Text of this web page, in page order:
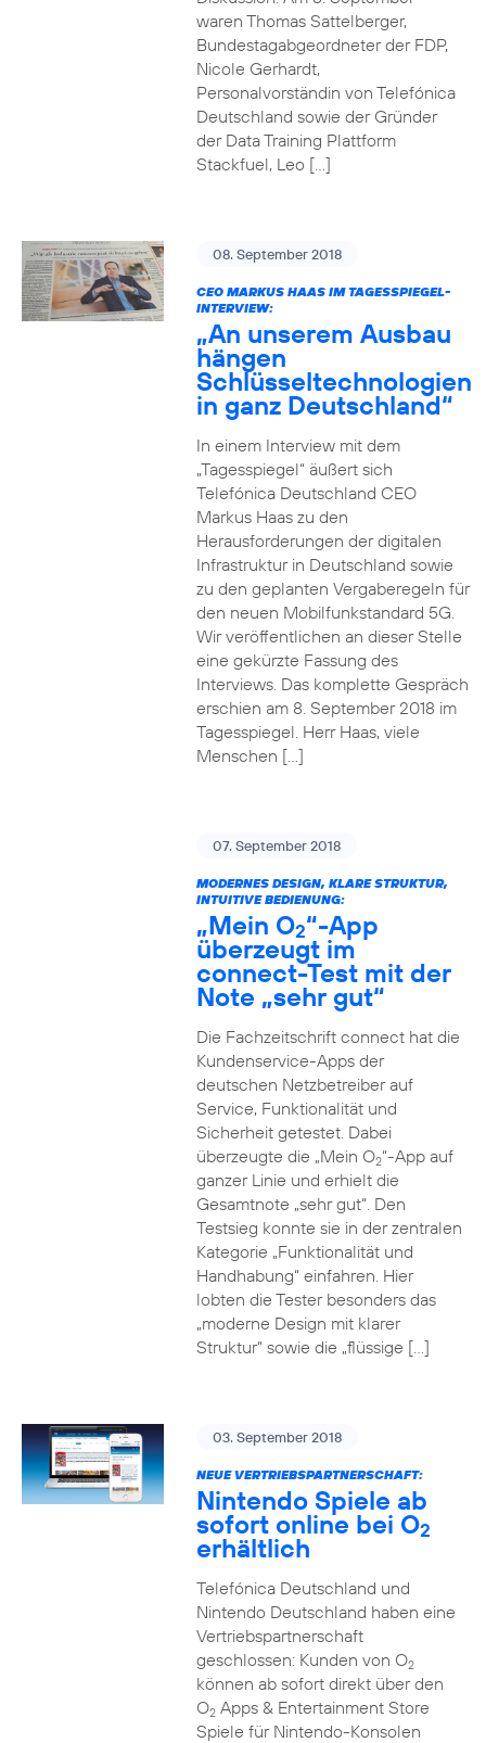
waren Thomas Sattelberger,
Bundestagabgeordneter der FDP,
Nicole Gerhardt,
Personalvorständin von Telefónica
Deutschland sowie der Gründer
der Data Training Plattform
Stackfuel, Leo […]
08. September 2018
CEO MARKUS HAAS IM TAGESSPIEGEL-
INTERVIEW:
„An unserem Ausbau
hängen
Schlüsseltechnologien
in ganz Deutschland“
In einem Interview mit dem
„Tagesspiegel“ äußert sich
Telefónica Deutschland CEO
Markus Haas zu den
Herausforderungen der digitalen
Infrastruktur in Deutschland sowie
zu den geplanten Vergaberegeln für
den neuen Mobilfunkstandard 5G.
Wir veröffentlichen an dieser Stelle
eine gekürzte Fassung des
Interviews. Das komplette Gespräch
erschien am 8. September 2018 im
Tagesspiegel. Herr Haas, viele
Menschen […]
07. September 2018
MODERNES DESIGN, KLARE STRUKTUR,
INTUITIVE BEDIENUNG:
„Mein O2“-App
überzeugt im
connect-Test mit der
Note „sehr gut“
Die Fachzeitschrift connect hat die
Kundenservice-Apps der
deutschen Netzbetreiber auf
Service, Funktionalität und
Sicherheit getestet. Dabei
überzeugte die „Mein O2“-App auf
ganzer Linie und erhielt die
Gesamtnote „sehr gut“. Den
Testsieg konnte sie in der zentralen
Kategorie „Funktionalität und
Handhabung“ einfahren. Hier
lobten die Tester besonders das
„moderne Design mit klarer
Struktur“ sowie die „flüssige […]
03. September 2018
NEUE VERTRIEBSPARTNERSCHAFT:
Nintendo Spiele ab
sofort online bei O2
erhältlich
Telefónica Deutschland und
Nintendo Deutschland haben eine
Vertriebspartnerschaft
geschlossen: Kunden von O2
können ab sofort direkt über den
O2Apps & Entertainment Store
Spiele für Nintendo-Konsolen